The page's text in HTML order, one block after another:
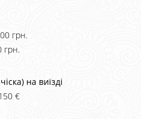
грн.
грн.
на виїзді
€